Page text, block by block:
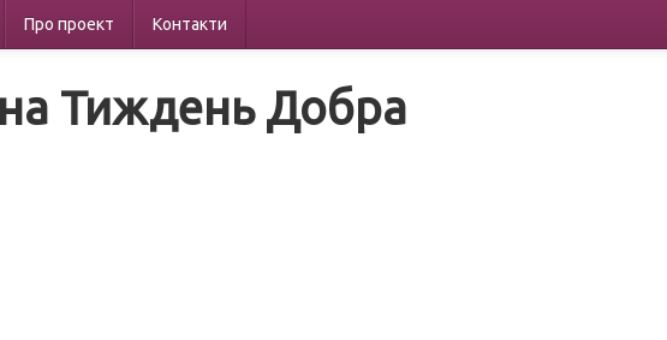
Про проект Контакти
Тиждень Добра